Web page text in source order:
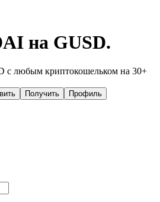
на GUSD.
с любым криптокошельком на 30+
Получить Профиль